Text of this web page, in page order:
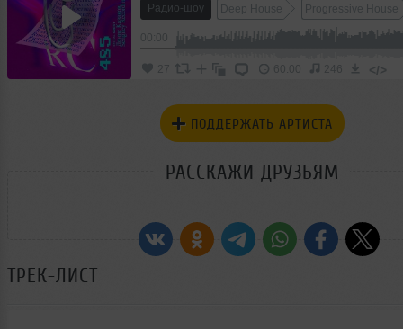
Радио-шоу Deep House Progressive House
27 60:00 246 </>
ПОДДЕРЖАТЬ АРТИСТА
РАССКАЖИ ДРУЗЬЯМ
ТРЕК-ЛИСТ